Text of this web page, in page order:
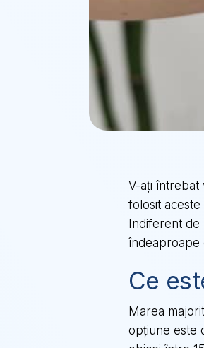
V-ați întrebat
folosit
Indiferent
îndeaproape
Ce
Marea
opțiune este